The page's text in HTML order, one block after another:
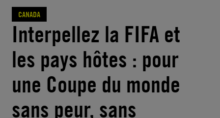
CANADA
Interpellez la FIFA et
les pays hôtes : pour
une Coupe du monde
sans peur, sans